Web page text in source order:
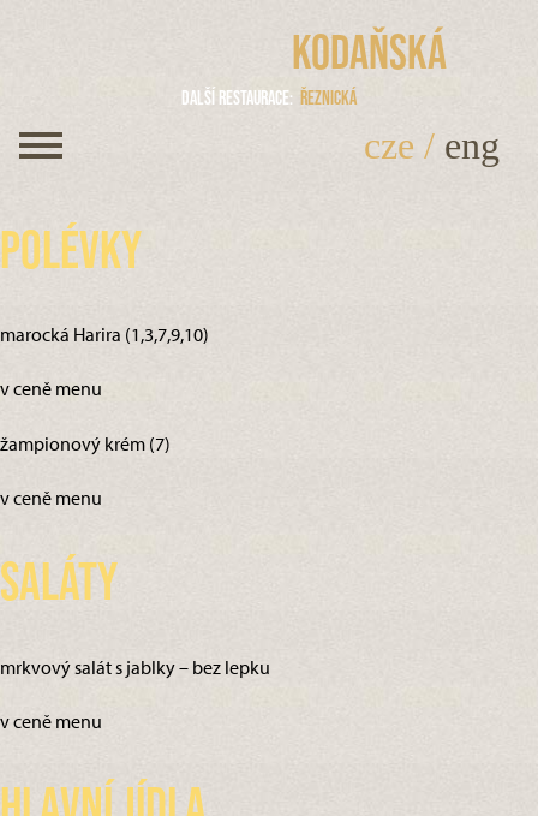
Kodaňská
Další restaurace Řeznická
cze / eng
Polévky
marocká Harira (1,3,7,9,10)
v ceně menu
žampionový krém (7)
v ceně menu
Saláty
mrkvový salát s jablky – bez lepku
v ceně menu